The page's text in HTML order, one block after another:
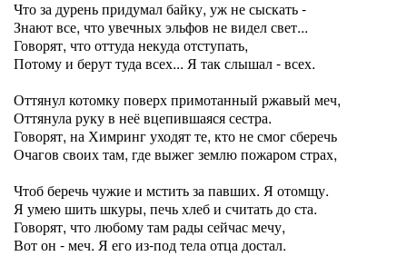
Что за дурень придумал байку, уж не сыскать -
Знают все, что увечных эльфов не видел свет...
Говорят, что оттуда некуда отступать,
Потому и берут туда всех... Я так слышал - всех.
Оттянул котомку поверх примотанный ржавый меч,
Оттянула руку в неё вцепившаяся сестра.
Говорят, на Химринг уходят те, кто не смог сберечь
Очагов своих там, где выжег землю пожаром страх,
Чтоб беречь чужие и мстить за павших. Я отомщу.
Я умею шить шкуры, печь хлеб и считать до ста.
Говорят, что любому там рады сейчас мечу,
Вот он - меч. Я его из-под тела отца достал.